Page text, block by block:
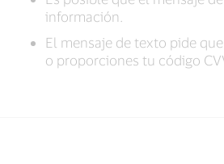
información.
El mensaje de texto pide
o proporciones tu código